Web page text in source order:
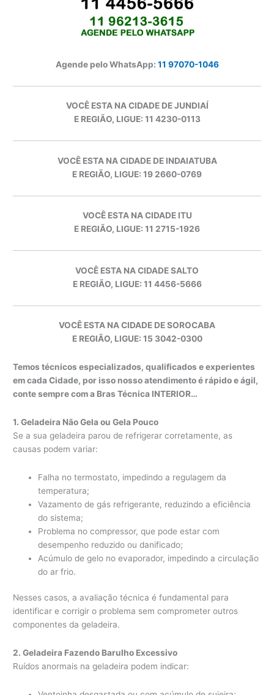
Agende pelo WhatsApp: 11 97070-1046
VOCÊ ESTA NA CIDADE DE JUNDIAÍ
E REGIÃO, LIGUE: 11 4230-0113
VOCÊ ESTA NA CIDADE DE INDAIATUBA
E REGIÃO, LIGUE: 19 2660-0769
VOCÊ ESTA NA CIDADE ITU
E REGIÃO, LIGUE: 11 2715-1926
VOCÊ ESTA NA CIDADE SALTO
E REGIÃO, LIGUE: 11 4456-5666
VOCÊ ESTA NA CIDADE DE SOROCABA
E REGIÃO, LIGUE: 15 3042-0300
Temos técnicos especializados, qualificados e experientes
em cada Cidade, por isso nosso atendimento é rápido e ágil,
conte sempre com a Bras Técnica INTERIOR…
1. Geladeira Não Gela ou Gela Pouco
Se a sua geladeira parou de refrigerar corretamente, as
causas podem variar:
Falha no termostato, impedindo a regulagem da
temperatura;
Vazamento de gás refrigerante, reduzindo a eficiência
do sistema;
Problema no compressor, que pode estar com
desempenho reduzido ou danificado;
Acúmulo de gelo no evaporador, impedindo a circulação
do ar frio.
Nesses casos, a avaliação técnica é fundamental para
identificar e corrigir o problema sem comprometer outros
componentes da geladeira.
2. Geladeira Fazendo Barulho Excessivo
Ruídos anormais na geladeira podem indicar: